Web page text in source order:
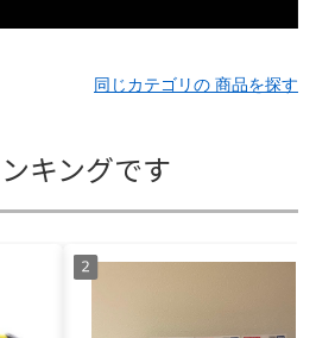
同じカテゴリの 商品を探す
キングです